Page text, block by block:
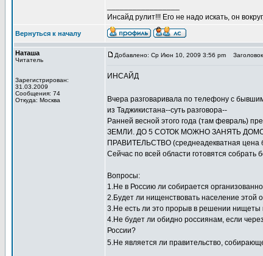
Инсайд рулит!!! Его не надо искать, он
Вернуться к началу
Наташа
Читатель
Зарегистрирован:
31.03.2009
Сообщения: 74
Откуда: Москва
Добавлено: Ср Июн 10, 2009 3:56 pm
ИНСАЙД
Вчера разговаривала по телефону с
из Таджикистана--суть разговора--
Ранней весной этого года (там
ЗЕМЛИ. ДО 5 СОТОК МОЖНО ЗАНЯТЬ
ПРАВИТЕЛЬСТВО (среднеадекватная цена
Сейчас по всей области готовятся собрать
Вопросы:
1.Не в Россию ли собирается
2.Будет ли нищенствовать население этой
3.Не есть ли это прорыв в решении нищеты
4.Не будет ли обидно россиянам, если
России?
5.Не является ли правительство,